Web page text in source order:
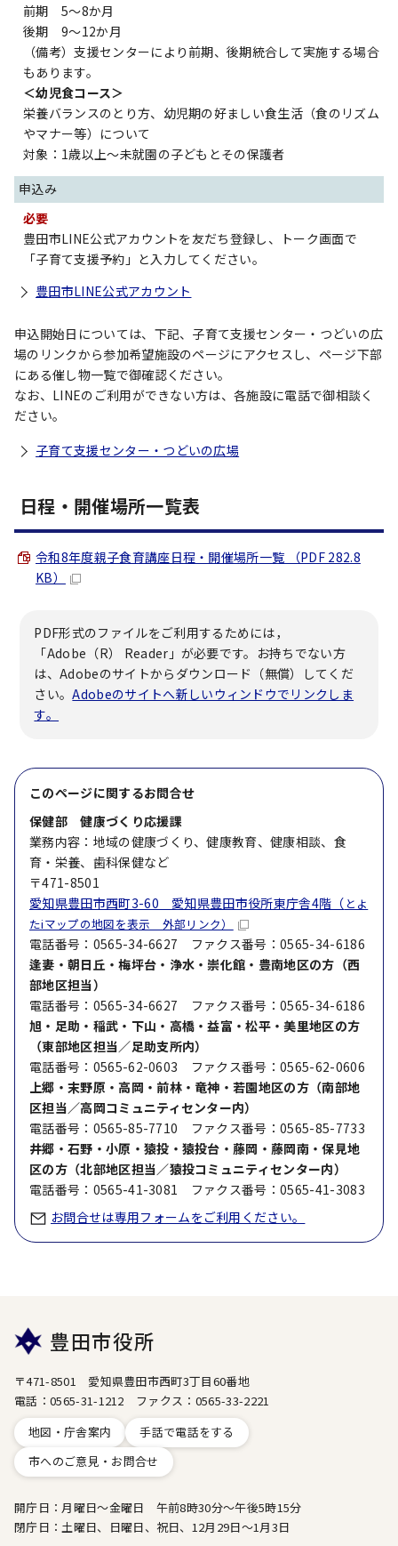
前期 5～8か月
後期 9～12か月
（備考）支援センターにより前期、後期統合して実施する場合
もあります。
＜幼児食コース＞
栄養バランスのとり方、幼児期の好ましい食生活（食のリズム
やマナー等）について
対象：1歳以上～未就園の子どもとその保護者
申込み
必要
豊田市LINE公式アカウントを友だち登録し、トーク画面で
「子育て支援予約」と入力してください。
豊田市LINE公式アカウント
申込開始日については、下記、子育て支援センター・つどいの広
場のリンクから参加希望施設のページにアクセスし、ページ下部
にある催し物一覧で御確認ください。
なお、LINEのご利用ができない方は、各施設に電話で御相談く
ださい。
子育て支援センター・つどいの広場
日程・開催場所一覧表
令和8年度親子食育講座日程・開催場所一覧 （PDF 282.8
KB）
PDF形式のファイルをご利用するためには，
「Adobe（R） Reader」が必要です。お持ちでない方
は、Adobeのサイトからダウンロード（無償）してくだ
さい。Adobeのサイトへ新しいウィンドウでリンクしま
す。
このページに関するお問合せ
保健部 健康づくり応援課
業務内容：地域の健康づくり、健康教育、健康相談、食
育・栄養、歯科保健など
〒471-8501
愛知県豊田市西町3-60 愛知県豊田市役所東庁舎4階（ とよ
たiマップの地図を表示 外部リンク）
電話番号：0565-34-6627 ファクス番号：0565-34-6186
逢妻・朝日丘・梅坪台・浄水・崇化館・豊南地区の方 （西
部地区担当）
電話番号：0565-34-6627 ファクス番号：0565-34-6186
旭・足助・稲武・下山・高橋・益富・松平・美里地区の方
（東部地区担当／足助支所内）
電話番号：0565-62-0603 ファクス番号：0565-62-0606
上郷・末野原・高岡・前林・竜神・若園地区の方（南部地
区担当／高岡コミュニティセンター内）
電話番号：0565-85-7710 ファクス番号：0565-85-7733
井郷・石野・小原・猿投・猿投台・藤岡・藤岡南・保見地
区の方（北部地区担当／猿投コミュニティセンター内）
電話番号：0565-41-3081 ファクス番号：0565-41-3083
お問合せは専用フォームをご利用ください。
豊田市役所
〒471-8501 愛知県豊田市西町3丁目60番地
電話：0565-31-1212 ファクス：0565-33-2221
地図・庁舎案内
手話で電話をする
市へのご意見・お問合せ
開庁日：月曜日～金曜日 午前8時30分～午後5時15分
閉庁日：土曜日、日曜日、祝日、12月29日～1月3日